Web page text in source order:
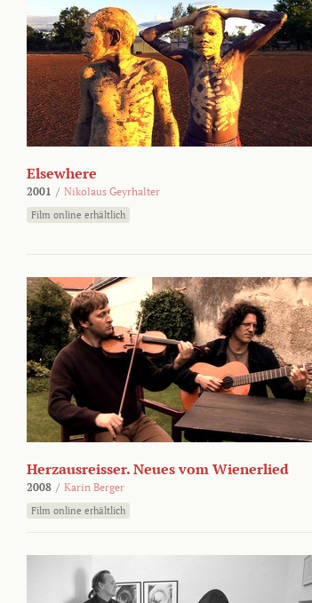
Elsewhere
2001 / Nikolaus Geyrhalter
Film online erhältlich
Herzausreisser. Neues vom Wienerlied
2008 / Karin Berger
Film online erhältlich